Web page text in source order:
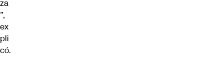
za
”,
ex
pli
có.